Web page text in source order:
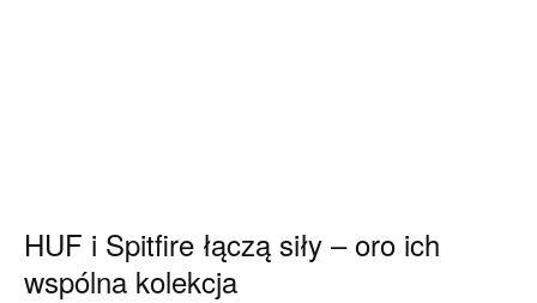
HUF i Spitfire łączą siły – oro ich
wspólna kolekcja